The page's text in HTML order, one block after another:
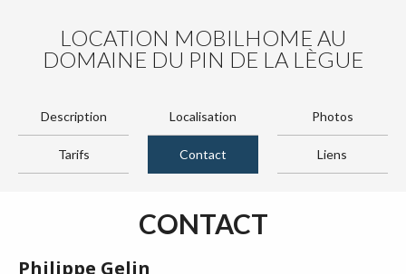
LOCATION MOBILHOME AU
DOMAINE DU PIN DE LA LÈGUE
Description Localisation Photos
Tarifs Contact Liens
CONTACT
Philippe Gelin